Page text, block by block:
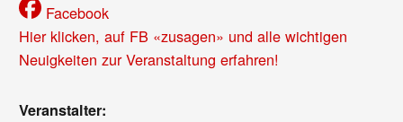
Facebook
Hier klicken, auf FB «zusagen» und alle wichtigen
Neuigkeiten zur Veranstaltung erfahren!
Veranstalter: